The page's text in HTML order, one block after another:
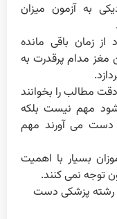
به آزمون میزان
زمان باقی مانده
مغز مدام پرقدرت به
مطالب را بخوانند
مهم نیست بلکه
دست می آورند مهم
بسیار با اهمیت
توجه نمی کنند.
رشته پزشکی دست